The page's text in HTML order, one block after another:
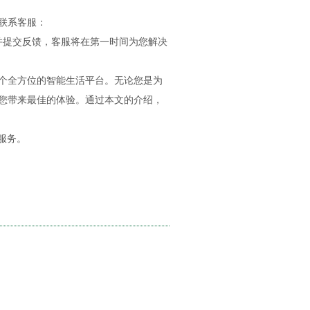
系客服：
交反馈，客服将在第一时间为您解决
全方位的智能生活平台。无论您是为
带来最佳的体验。通过本文的介绍，
务。